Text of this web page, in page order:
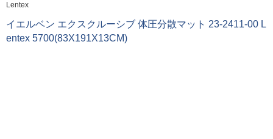
Lentex
イエルベン エクスクルーシブ 体圧分散マット 23-2411-00 L
entex 5700(83X191X13CM)